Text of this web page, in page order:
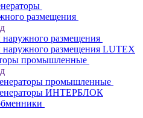
размещения
размещения
наружного размещения LUTEX
промышленные
промышленные
ИНТЕРБЛОК